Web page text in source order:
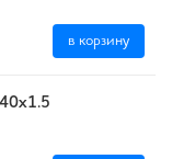
в корзину